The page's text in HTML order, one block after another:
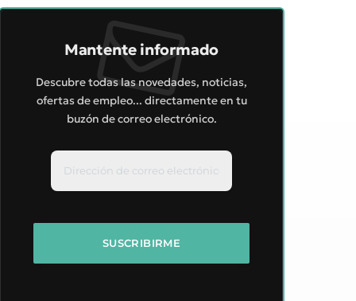
Mantente informado
Descubre todas las novedades, noticias,
ofertas de empleo... directamente en tu
buzón de correo electrónico.